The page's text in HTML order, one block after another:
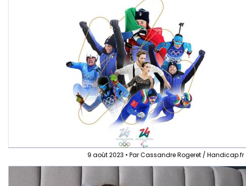
9 août 2023 • Par Cassandre Rogeret / Handicap.fr